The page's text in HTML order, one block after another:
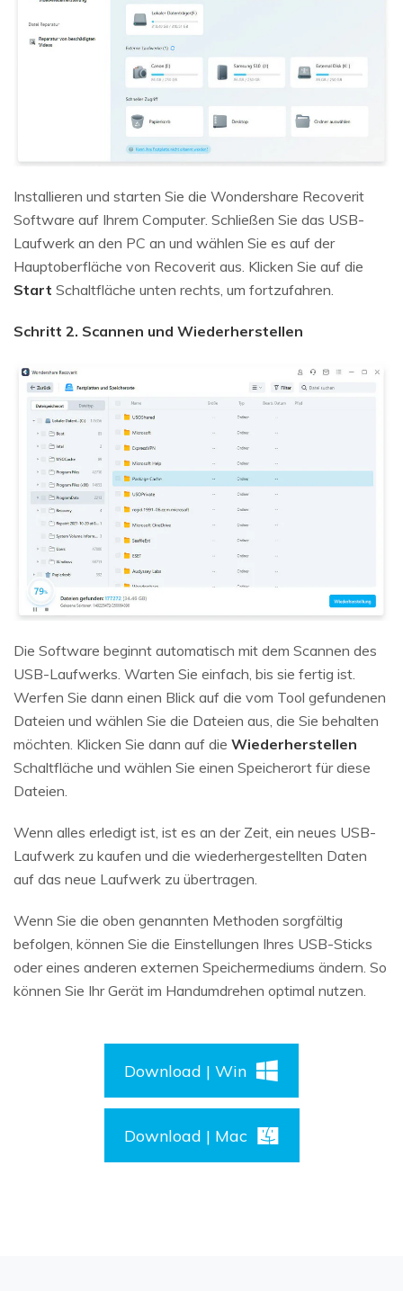
Installieren und starten Sie die Wondershare Recoverit
Software auf Ihrem Computer. Schließen Sie das USB-
Laufwerk an den PC an und wählen Sie es auf der
Hauptoberfläche von Recoverit aus. Klicken Sie auf die
Start Schaltfläche unten rechts, um fortzufahren.
Schritt 2. Scannen und Wiederherstellen
Die Software beginnt automatisch mit dem Scannen des
USB-Laufwerks. Warten Sie einfach, bis sie fertig ist.
Werfen Sie dann einen Blick auf die vom Tool gefundenen
Dateien und wählen Sie die Dateien aus, die Sie behalten
möchten. Klicken Sie dann auf die Wiederherstellen
Schaltfläche und wählen Sie einen Speicherort für diese
Dateien.
Wenn alles erledigt ist, ist es an der Zeit, ein neues USB-
Laufwerk zu kaufen und die wiederhergestellten Daten
auf das neue Laufwerk zu übertragen.
Wenn Sie die oben genannten Methoden sorgfältig
befolgen, können Sie die Einstellungen Ihres USB-Sticks
oder eines anderen externen Speichermediums ändern. So
können Sie Ihr Gerät im Handumdrehen optimal nutzen.
Download | Win
Download | Mac